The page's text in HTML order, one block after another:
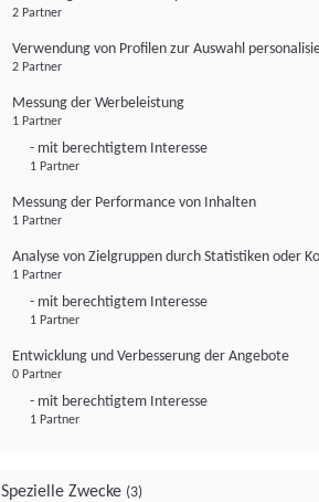
2 Partner
Verwendung von Profilen zur Auswahl
2 Partner
Messung der Werbeleistung
1 Partner
- mit berechtigtem Interesse
1 Partner
Messung der Performance von Inhalten
1 Partner
Analyse von Zielgruppen durch Statistiken oder
1 Partner
- mit berechtigtem Interesse
1 Partner
Entwicklung und Verbesserung der Angebote
0 Partner
- mit berechtigtem Interesse
1 Partner
Spezielle Zwecke (3)